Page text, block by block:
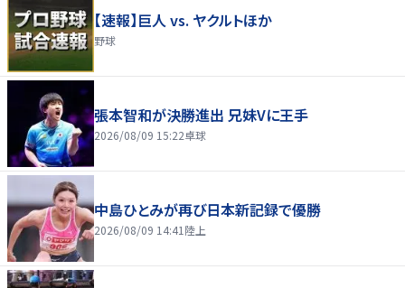
【速報】巨人 vs. ヤクルトほか
野球
張本智和が決勝進出 兄妹Vに王手
2026/08/09 15:22卓球
中島ひとみが再び日本新記録で優勝
2026/08/09 14:41 陸上